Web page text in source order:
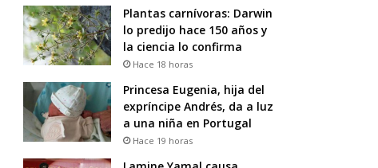
Plantas carnívoras: Darwin
lo predijo hace 150 años y
la ciencia lo confirma
Hace 18 horas
Princesa Eugenia, hija del
expríncipe Andrés, da a luz
a una niña en Portugal
Hace 19 horas